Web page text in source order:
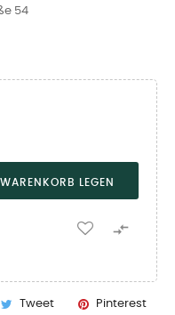
54
LEGEN

Tweet Pinterest